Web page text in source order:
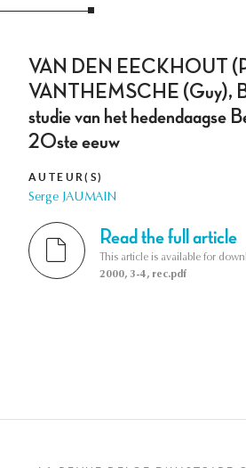
VAN DEN EECKHOUT
VANTHEMSCHE (Guy),
studie van het hedendaagse
20ste eeuw
AUTEUR(S)
Serge JAUMAIN
Read the full article
This article is available for
2000, 3-4, rec.pdf